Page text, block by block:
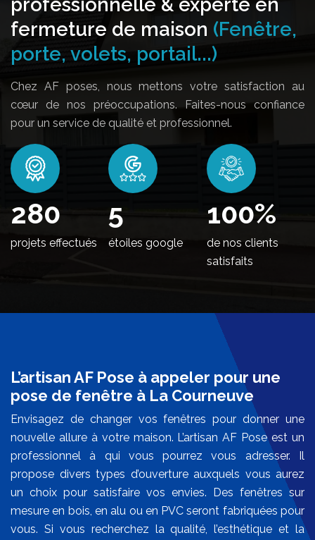
fermeture de maison (Fenêtre,
porte, volets, portail...)
Chez AF poses, nous mettons votre satisfaction au
cœur de nos préoccupations. Faites-nous confiance
pour un service de qualité et professionnel.
336
projets effectués
5
étoiles google
100%
de nos clients
satisfaits
L’artisan AF Pose à appeler pour une
pose de fenêtre à La Courneuve
Envisagez de changer vos fenêtres pour donner une
nouvelle allure à votre maison. L’artisan AF Pose est un
professionnel à qui vous pourrez vous adresser. Il
propose divers types d’ouverture auxquels vous aurez
un choix pour satisfaire vos envies. Des fenêtres sur
mesure en bois, en alu ou en PVC seront fabriquées pour
vous. Si vous recherchez la qualité, l’esthétique et la